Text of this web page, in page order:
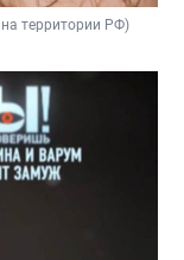
территории РФ)